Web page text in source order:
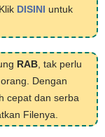
DISINI untuk
RAB , tak perlu
Dengan
cepat dan serba
Filenya.